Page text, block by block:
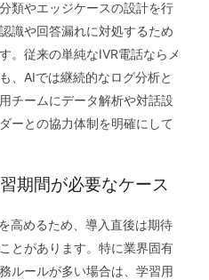
類やエッジケースの設計を行
識や回答漏れに対処するため
。従来の単純なIVR電話ならメ
、AIでは継続的なログ分析と
チームにデータ解析や対話設
ーとの協力体制を明確にして
期間が必要なケース
高めるため、導入直後は期待
とがあります。特に業界固有
ルールが多い場合は、学習用